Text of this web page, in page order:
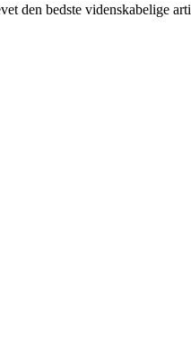
den bedste videnskabelige